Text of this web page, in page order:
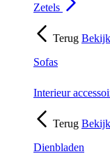
Zetels
Terug
Sofas
Interieur
Terug
Dienbladen